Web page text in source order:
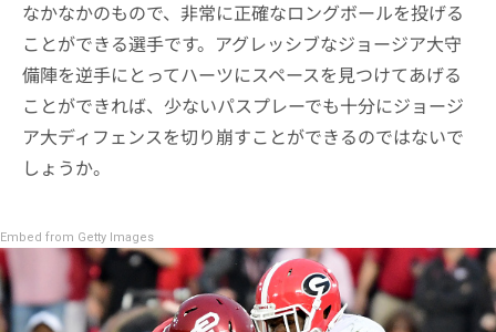
なかなかのもので、非常に正確なロングボールを投げる
ことができる選手です。アグレッシブなジョージア大守
備陣を逆手にとってハーツにスペースを見つけてあげる
ことができれば、少ないパスプレーでも十分にジョージ
ア大ディフェンスを切り崩すことができるのではないで
しょうか。
Embed from Getty Images